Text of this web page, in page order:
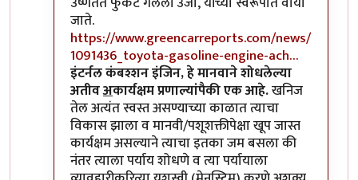
जाते.
https://www.greencarreports.com/news/
1091436_toyota-gasoline-engine-ach…
इंटर्नल कंबश्शन इंजिन, हे मानवाने शोधलेल्या
अतीवअकार्यक्षम प्रणाल्यांपैकी एक आहे.खनिज
तेल अत्यंत स्वस्त असण्याच्या काळात त्याचा
विकास झाला व मानवी/पशूशक्तीपेक्षा खूप जास्त
कार्यक्षम असल्याने त्याचा इतका जम बसला की
नंतर त्याला पर्याय शोधणे व त्या पर्यायाला